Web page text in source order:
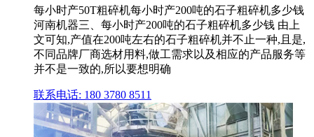
每小时产50T粗碎机每小时产200吨的石子粗碎机多少钱
河南机器三、每小时产200吨的石子粗碎机多少钱 由上
文可知,产值在200吨左右的石子粗碎机并不止一种,且是,
不同品牌厂商选材用料,做工需求以及相应的产品服务等
并不是一致的,所以要想明确
联系电话: 180 3780 8511